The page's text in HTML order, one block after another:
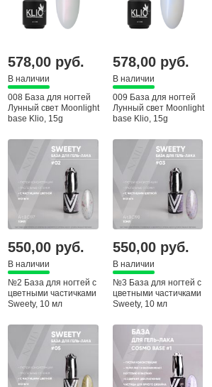
578,00 руб.
В наличии
008 База для ногтей
Лунный свет Moonlight
base Klio, 15g
578,00 руб.
В наличии
009 База для ногтей
Лунный свет Moonlight
base Klio, 15g
550,00 руб.
В наличии
№2 База для ногтей с
цветными частичками
Sweety, 10 мл
550,00 руб.
В наличии
№3 База для ногтей с
цветными частичками
Sweety, 10 мл